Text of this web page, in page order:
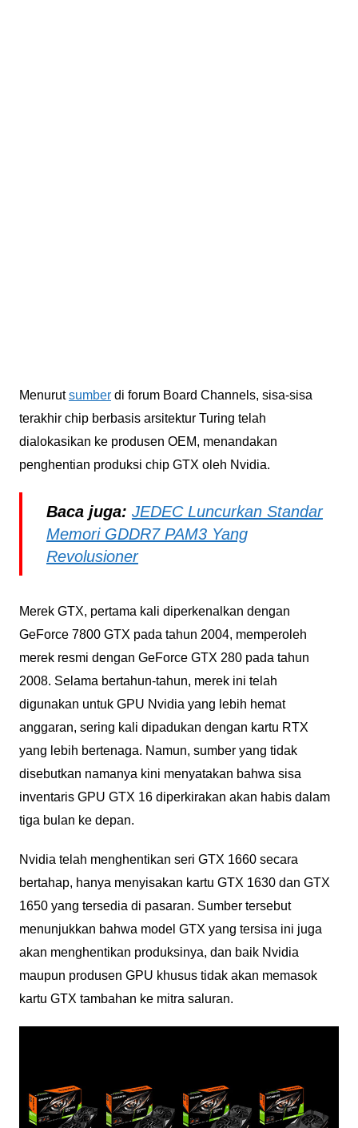
Menurutsumberdi forum Board Channels, sisa-sisa
terakhir chip berbasis arsitektur Turing telah
dialokasikan ke produsen OEM, menandakan
penghentian produksi chip GTX oleh Nvidia.
Baca juga: JEDEC Luncurkan Standar
Memori GDDR7 PAM3 Yang
Revolusioner
Merek GTX, pertama kali diperkenalkan dengan
GeForce 7800 GTX pada tahun 2004, memperoleh
merek resmi dengan GeForce GTX 280 pada tahun
2008. Selama bertahun-tahun, merek ini telah
digunakan untuk GPU Nvidia yang lebih hemat
anggaran, sering kali dipadukan dengan kartu RTX
yang lebih bertenaga. Namun, sumber yang tidak
disebutkan namanya kini menyatakan bahwa sisa
inventaris GPU GTX 16 diperkirakan akan habis dalam
tiga bulan ke depan.
Nvidia telah menghentikan seri GTX 1660 secara
bertahap, hanya menyisakan kartu GTX 1630 dan GTX
1650 yang tersedia di pasaran. Sumber tersebut
menunjukkan bahwa model GTX yang tersisa ini juga
akan menghentikan produksinya, dan baik Nvidia
maupun produsen GPU khusus tidak akan memasok
kartu GTX tambahan ke mitra saluran.